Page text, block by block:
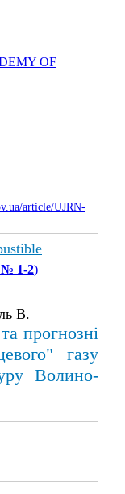
OF
article/UJRN-
№ 1-2)
В.
прогнозні
газу
Волино-